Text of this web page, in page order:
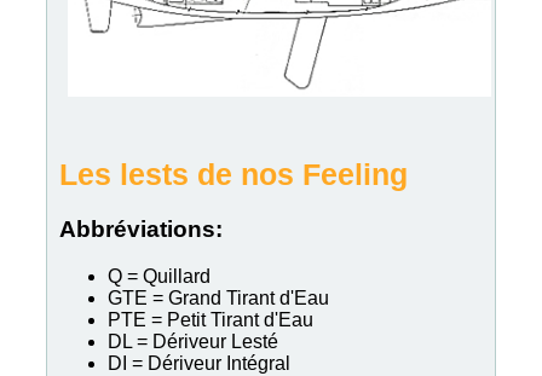
Les lests de nos Feeling
Abbréviations:
Q = Quillard
GTE = Grand Tirant d'Eau
PTE = Petit Tirant d'Eau
DL = Dériveur Lesté
DI = Dériveur Intégral